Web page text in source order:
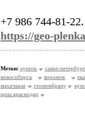
+7 986 744-81-22.
https://geo-
Метки: купить
санкт-петербург
новосибирск
воронеж
махачкала
геомембрану
цена краснодар